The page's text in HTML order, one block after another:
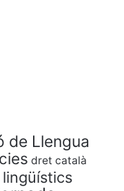
de Llengua
dret català